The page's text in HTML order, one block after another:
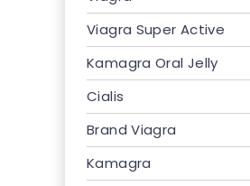
Viagra Super Active
Kamagra Oral Jelly
Cialis
Brand Viagra
Kamagra